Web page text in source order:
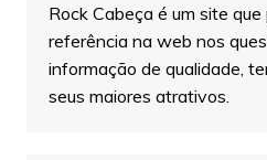
Rock Cabeça é um site
referência na web nos
informação de qualidade,
seus maiores atrativos.